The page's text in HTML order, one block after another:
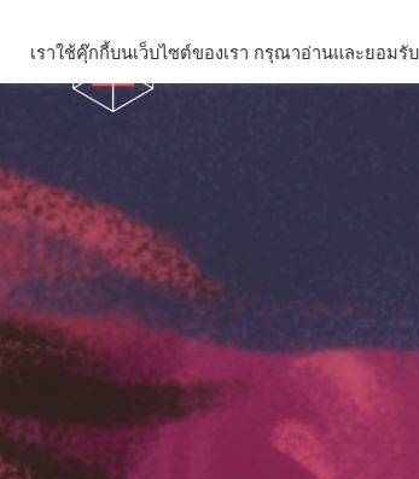
เราใช้คุ๊กกี้บนเว็บไซต์ของเรา กรุณาอ่านและยอมรับ